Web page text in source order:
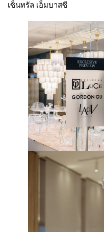
เซ็นทรัล เอ็มบาสซี